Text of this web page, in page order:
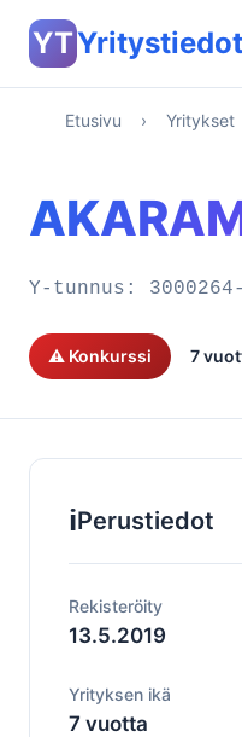
YT
Etusivu › Yritykset
Y-tunnus:
⚠️ Konkurssi 7
ℹ️Perustiedot
Rekisteröity
13.5.2019
Yrityksen ikä
7 vuotta